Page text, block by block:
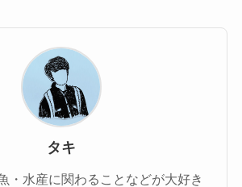
タキ
・水産に関わることなどが大好き